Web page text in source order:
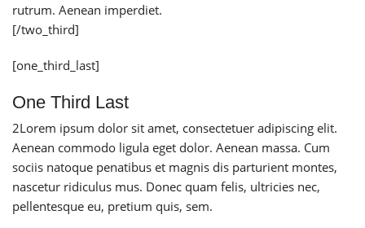
rutrum. Aenean imperdiet.
[/two_third]
[one_third_last]
One Third Last
2Lorem ipsum dolor sit amet, consectetuer adipiscing elit.
Aenean commodo ligula eget dolor. Aenean massa. Cum
sociis natoque penatibus et magnis dis parturient montes,
nascetur ridiculus mus. Donec quam felis, ultricies nec,
pellentesque eu, pretium quis, sem.